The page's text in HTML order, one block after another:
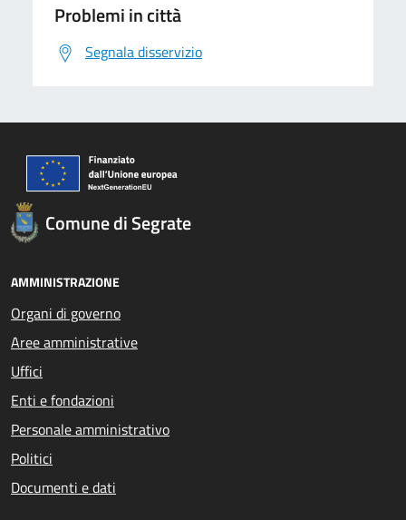
Problemi in città
Segnala disservizio
Comune di Segrate
AMMINISTRAZIONE
Organi di governo
Aree amministrative
Uffici
Enti e fondazioni
Personale amministrativo
Politici
Documenti e dati